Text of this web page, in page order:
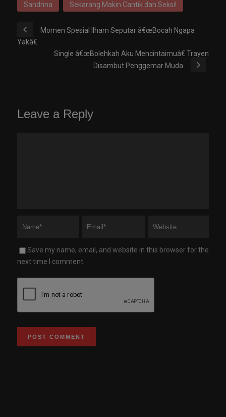
Sandrina Sekarang Makin Cantik dan Seksi!
Momen Spesial Ilham Seputar â€œBocah Ngapa
Yakâ€
Single â€œBolehkah Aku Mencintaimuâ€ Trayen
Disambut Penggemar Muda
Leave a Reply
Save my name, email, and website in this browser for the
next time I comment.